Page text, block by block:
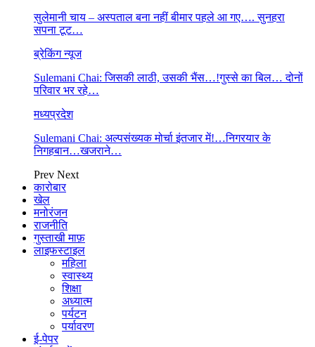
सुलेमानी चाय – अस्पताल बना नहीं बीमार पहले आ गए…. सुनहरा
सपना टूट…
ब्रेकिंग न्यूज
Sulemani Chai: जिसकी लाठी, उसकी भैंस…!गुस्से का बिल… दोनों
परिवार भर रहे…
मध्यप्रदेश
Sulemani Chai: अल्पसंख्यक मोर्चा इंतजार में!…निगरयार के
निगहबान…खजराने…
Prev Next
कारोबार
खेल
मनोरंजन
राजनीति
गुस्ताखी माफ़
लाइफस्टाइल
महिला
स्वास्थ्य
शिक्षा
अध्यात्म
पर्यटन
पर्यावरण
ई-पेपर